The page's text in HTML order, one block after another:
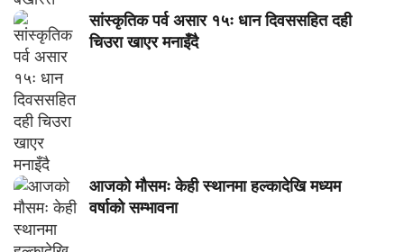
सांस्कृतिक पर्व असार १५ः धान दिवससहित दही
चिउरा खाएर मनाइँदै
आजको मौसमः केही स्थानमा हल्कादेखि मध्यम
वर्षाको सम्भावना